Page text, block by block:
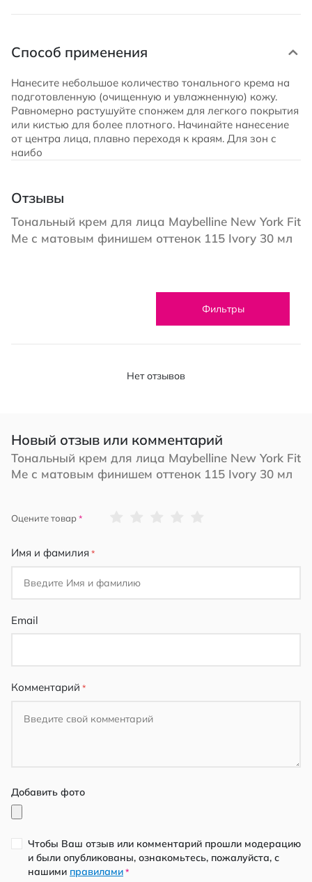
Способ применения
Нанесите небольшое количество тонального крема на
подготовленную (очищенную и увлажненную) кожу.
Равномерно растушуйте спонжем для легкого покрытия
или кистью для более плотного. Начинайте нанесение
от центра лица, плавно переходя к краям. Для зон с
наибо
Отзывы
Тональный крем для лица Maybelline New York Fit
Me с матовым финишем оттенок 115 Ivory 30 мл
Фильтры
Нет отзывов
Новый отзыв или комментарий
Тональный крем для лица Maybelline New York Fit
Me с матовым финишем оттенок 115 Ivory 30 мл
Оцените товар
Имя и фамилия
Email
Комментарий
Добавить фото
Чтобы Ваш отзыв или комментарий прошли модерацию
и были опубликованы, ознакомьтесь, пожалуйста, с
нашими правилами *